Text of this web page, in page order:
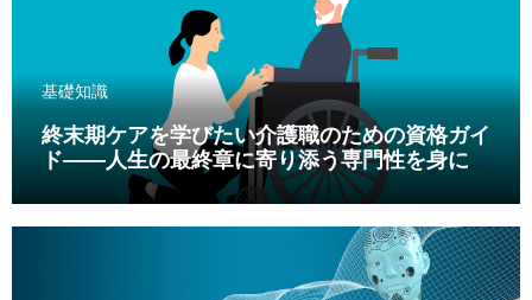
基礎知識
終末期ケアを学びたい介護職のための資格ガイ
ド――人生の最終章に寄り添う専門性を身につ